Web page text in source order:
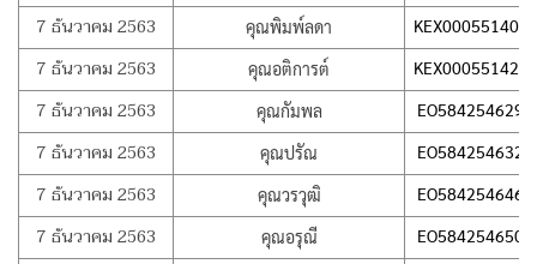
7 ธันวาคม 2563 คุณพิมพ์ลดา
7 ธันวาคม 2563 คุณอติการต์
7 ธันวาคม 2563 คุณกัมพล
7 ธันวาคม 2563 คุณปรัณ
7 ธันวาคม 2563 คุณวรวุฒิ
7 ธันวาคม 2563 คุณอรุณี